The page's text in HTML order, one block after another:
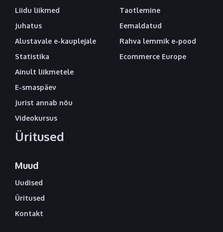
Liidu liikmed
Juhatus
Alustavale e-kauplejale
Statistika
Ainult liikmetele
E-smaspäev
Jurist annab nõu
Videokursus
Üritused
Taotlemine
Eemaldatud
Rahva lemmik e-pood
Ecommerce Europe
Muud
Uudised
Üritused
Kontakt